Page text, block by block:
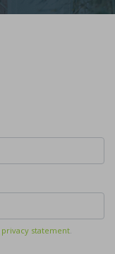
privacy statement.